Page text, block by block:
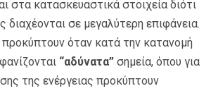
στα κατασκευαστικά στοιχεία διότι
διαχέονται σε μεγαλύτερη επιφάνεια.
όταν κατά την κατανομή
“αδύνατα” σημεία, όπου για
της ενέργειας προκύπτουν